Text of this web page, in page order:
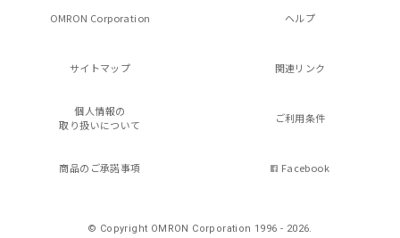
OMRON Corporation ヘルプ
サイトマップ 関連リンク
個人情報の
取り扱いについて
ご利用条件
商品のご承諾事項 Facebook
© Copyright OMRON Corporation 1996 - 2026.